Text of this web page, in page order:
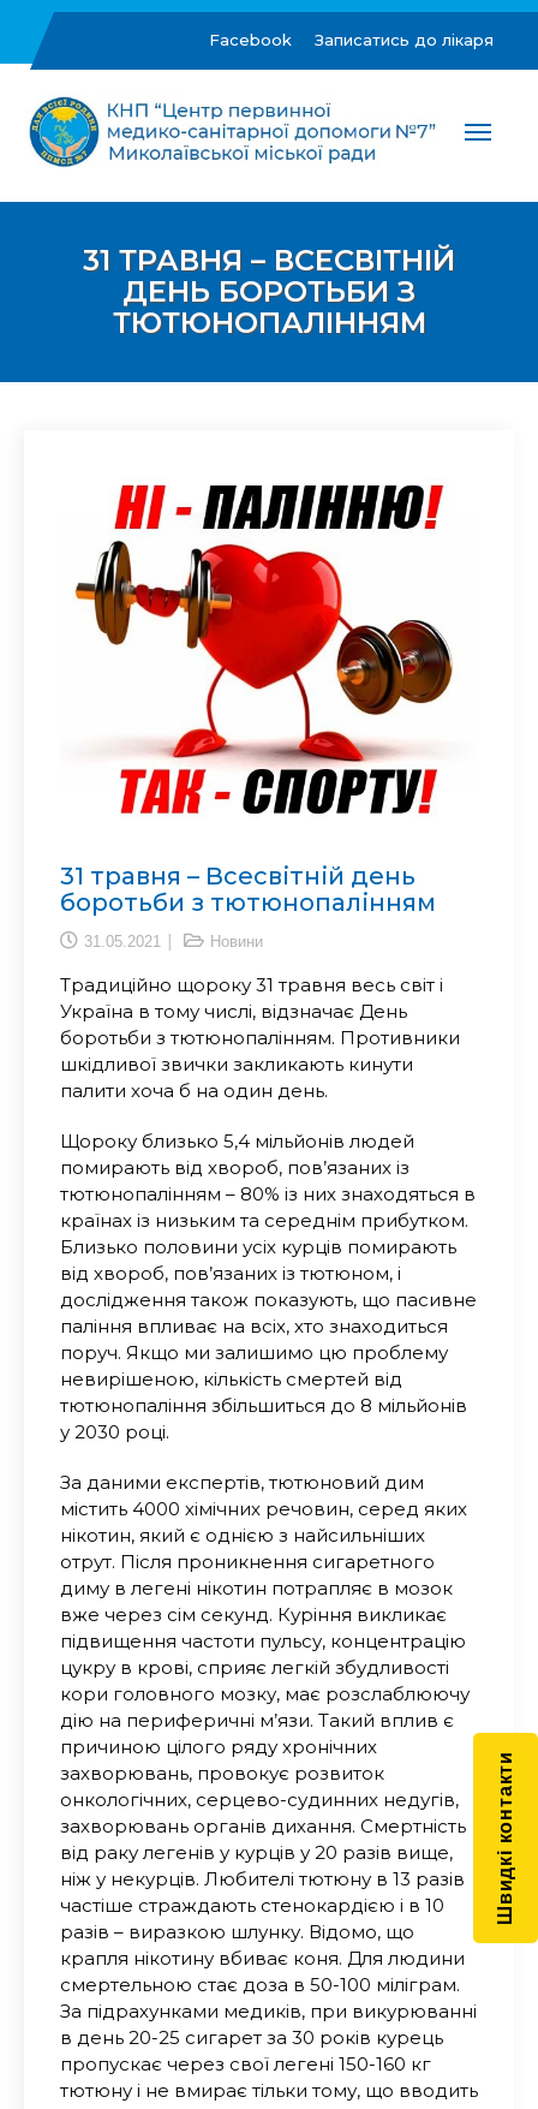
content
Facebook Записатись до лікаря
ЦПМСД №7 м.Миколаїв
первинної медико-санітарної допомоги №7"
31 ТРАВНЯ – ВСЕСВІТНІЙ
ДЕНЬ БОРОТЬБИ З
ТЮТЮНОПАЛІННЯМ
31 травня – Всесвітній день
боротьби з тютюнопалінням
31.05.2021 Новини
Традиційно щороку 31 травня весь світ і
Україна в тому числі, відзначає День
боротьби з тютюнопалінням. Противники
шкідливої звички закликають кинути
палити хоча б на один день.
Щороку близько 5,4 мільйонів людей
помирають від хвороб, пов’язаних із
тютюнопалінням – 80% із них знаходяться в
країнах із низьким та середнім прибутком.
Близько половини усіх курців помирають
від хвороб, пов’язаних із тютюном, і
дослідження також показують, що пасивне
паління впливає на всіх, хто знаходиться
поруч. Якщо ми залишимо цю проблему
невирішеною, кількість смертей від
тютюнопаління збільшиться до 8 мільйонів
у 2030 році.
За даними експертів, тютюновий дим
містить 4000 хімічних речовин, серед яких
нікотин, який є однією з найсильніших
отрут. Після проникнення сигаретного
диму в легені нікотин потрапляє в мозок
вже через сім секунд. Куріння викликає
підвищення частоти пульсу, концентрацію
цукру в крові, сприяє легкій збудливості
кори головного мозку, має розслаблюючу
дію на периферичні м’язи. Такий вплив є
причиною цілого ряду хронічних
захворювань, провокує розвиток
онкологічних, серцево-судинних недугів,
захворювань органів дихання. Смертність
від раку легенів у курців у 20 разів вище,
ніж у некурців. Любителі тютюну в 13 разів
частіше страждають стенокардією і в 10
разів – виразкою шлунку. Відомо, що
крапля нікотину вбиває коня. Для людини
смертельною стає доза в 50-100 міліграм.
За підрахунками медиків, при викурюванні
в день 20-25 сигарет за 30 років курець
пропускає через свої легені 150-160 кг
тютюну і не вмирає тільки тому, що вводить
Швидкі контакти